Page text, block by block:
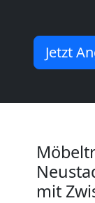
Jetzt
mit
Wiener